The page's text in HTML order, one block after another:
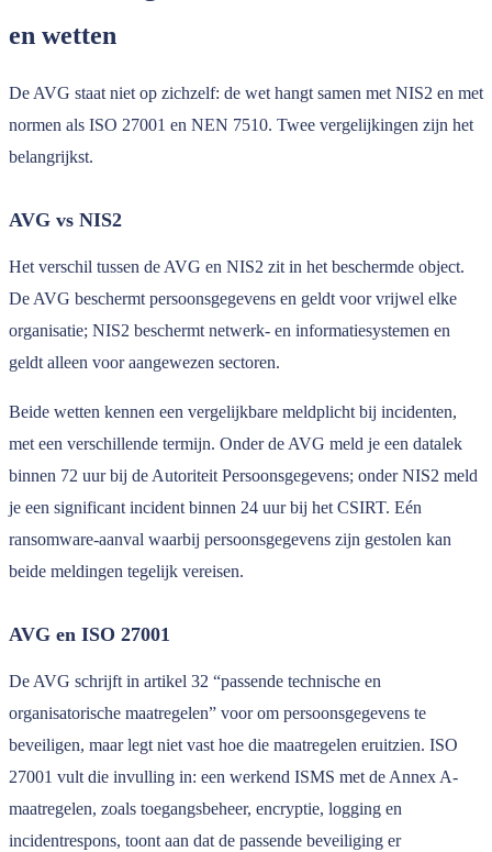
en wetten
De AVG staat niet op zichzelf: de wet hangt samen met NIS2 en met
normen als ISO 27001 en NEN 7510. Twee vergelijkingen zijn het
belangrijkst.
AVG vs NIS2
Het verschil tussen de AVG en NIS2 zit in het beschermde object.
De AVG beschermt persoonsgegevens en geldt voor vrijwel elke
organisatie; NIS2 beschermt netwerk- en informatiesystemen en
geldt alleen voor aangewezen sectoren.
Beide wetten kennen een vergelijkbare meldplicht bij incidenten,
met een verschillende termijn. Onder de AVG meld je een datalek
binnen 72 uur bij de Autoriteit Persoonsgegevens; onder NIS2 meld
je een significant incident binnen 24 uur bij het CSIRT. Eén
ransomware-aanval waarbij persoonsgegevens zijn gestolen kan
beide meldingen tegelijk vereisen.
AVG en ISO 27001
De AVG schrijft in artikel 32 “passende technische en
organisatorische maatregelen” voor om persoonsgegevens te
beveiligen, maar legt niet vast hoe die maatregelen eruitzien. ISO
27001 vult die invulling in: een werkend ISMS met de Annex A-
maatregelen, zoals toegangsbeheer, encryptie, logging en
incidentrespons, toont aan dat de passende beveiliging er